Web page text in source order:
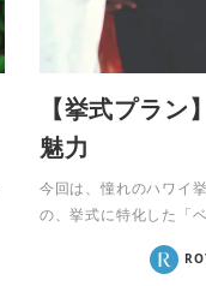
【挙式プラ
魅力
今回は、憧れのハワイ
の、挙式に特化した「